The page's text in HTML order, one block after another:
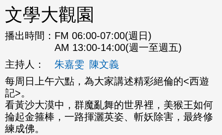
文學大觀園
播出時間： FM 06:00-07:00(週日)
AM 13:00-14:00(週一至週五)
主持人：
朱嘉雯 陳文義
每周日上午六點，為大家講述精彩絕倫的<西遊
記>。
看黃沙大漠中，群魔亂舞的世界裡，美猴王如何
掄起金箍棒，一路揮灑英姿、斬妖除害，最終修
練成佛。